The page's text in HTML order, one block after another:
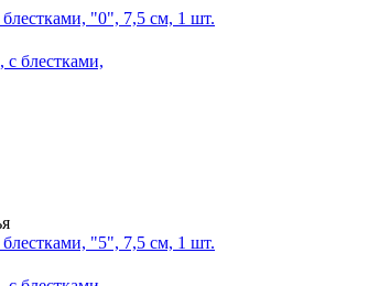
"0", 7,5 см, 1 шт.
"5", 7,5 см, 1 шт.